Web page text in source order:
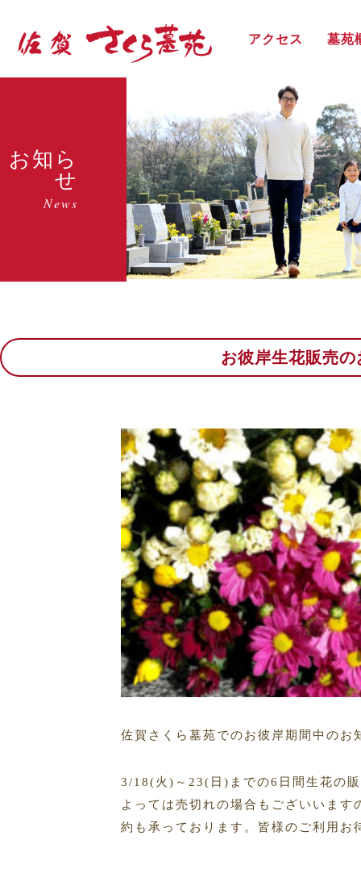
アクセス 墓苑
お知ら
せ
News
お彼岸生花販売の
佐賀さくら墓苑でのお彼岸期間中のお
3/18(火)～23(日)までの6日間生花の
よっては売切れの場合もございいます
約も承っております。皆様のご利用お